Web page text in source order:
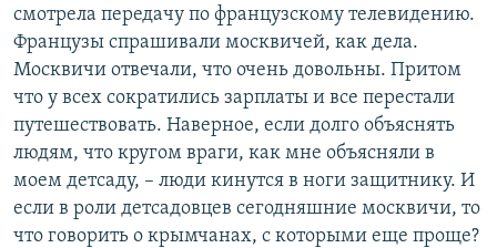
смотрела передачу по французскому телевидению.
Французы спрашивали москвичей, как дела.
Москвичи отвечали, что очень довольны. Притом
что у всех сократились зарплаты и все перестали
путешествовать. Наверное, если долго объяснять
людям, что кругом враги, как мне объясняли в
моем детсаду, – люди кинутся в ноги защитнику. И
если в роли детсадовцев сегодняшние москвичи, то
что говорить о крымчанах, с которыми еще проще?